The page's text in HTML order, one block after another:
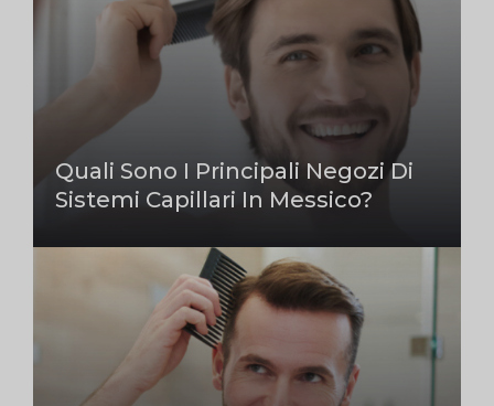
Quali Sono I Principali Negozi Di
Sistemi Capillari In Messico?